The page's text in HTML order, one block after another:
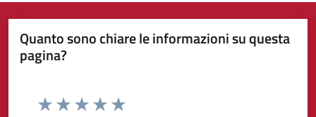
Quanto sono chiare le informazioni su questa
pagina?
Valuta da 1 a 5 stelle la pagina